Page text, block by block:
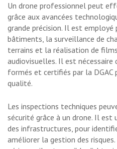
Un drone professionnel peut
grâce aux avancées
grande précision. Il est employé
bâtiments, la surveillance de
terrains et la réalisation de
audiovisuelles. Il est
formés et certifiés par la DGAC
qualité.
Les inspections techniques
sécurité grâce à un drone. Il est
des infrastructures, pour
améliorer la gestion des